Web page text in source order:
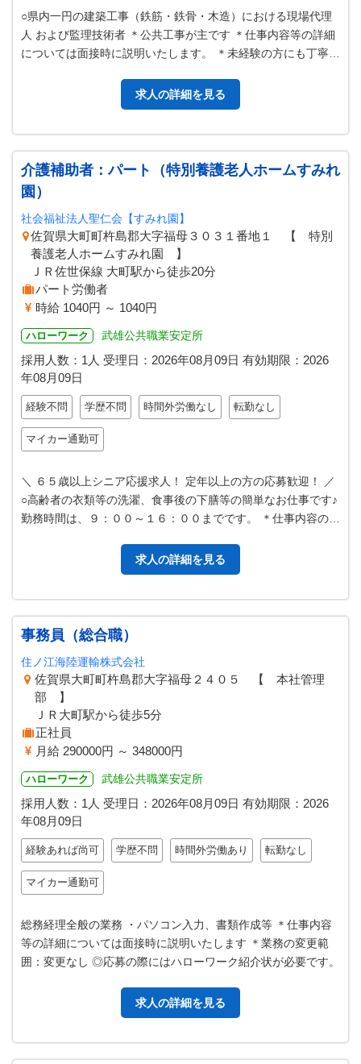
○県内一円の建築工事（鉄筋・鉄骨・木造）における現場代理
人 および監理技術者 ＊公共工事が主です ＊仕事内容等の詳細
については面接時に説明いたします。 ＊未経験の方にも丁寧に
求人の詳細を見る
介護補助者：パート（特別養護老人ホームすみれ
園）
社会福祉法人聖仁会【すみれ園】
佐賀県大町町杵島郡大字福母３０３１番地１ 【 特別
養護老人ホームすみれ園 】
ＪＲ佐世保線 大町駅から徒歩20分
パート労働者
時給 1040円 ～ 1040円
ハローワーク 武雄公共職業安定所
採用人数：1人 受理日： 2026年08月09日 有効期限： 2026
年08月09日
経験不問 学歴不問 時間外労働なし 転勤なし
マイカー通勤可
＼ ６５歳以上シニア応援求人！ 定年以上の方の応募歓迎！ ／
○高齢者の衣類等の洗濯、食事後の下膳等の簡単なお仕事です♪
勤務時間は、９：００～１６：００までです。 ＊仕事内容の詳
求人の詳細を見る
事務員（総合職）
住ノ江海陸運輸株式会社
佐賀県大町町杵島郡大字福母２４０５ 【 本社管理
部 】
ＪＲ大町駅から徒歩5分
正社員
月給 290000円 ～ 348000円
ハローワーク 武雄公共職業安定所
採用人数：1人 受理日： 2026年08月09日 有効期限： 2026
年08月09日
経験あれば尚可 学歴不問 時間外労働あり 転勤なし
マイカー通勤可
総務経理全般の業務 ・パソコン入力、書類作成等 ＊仕事内容
等の詳細については面接時に説明いたします ＊業務の変更範
囲：変更なし ◎応募の際にはハローワーク紹介状が必要です。
求人の詳細を見る